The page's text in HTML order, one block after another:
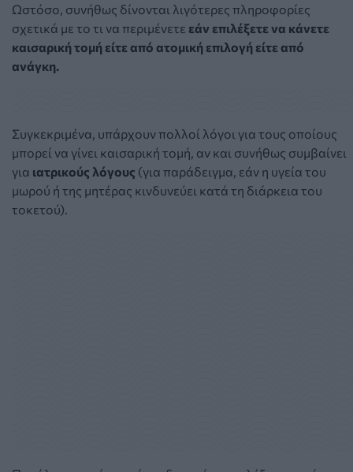
Ωστόσο, συνήθως δίνονται λιγότερες πληροφορίες
σχετικά με το τι να περιμένετε εάν επιλέξετε να κάνετε
καισαρική τομή είτε από ατομική επιλογή είτε από
ανάγκη.
Συγκεκριμένα, υπάρχουν πολλοί λόγοι για τους οποίους
μπορεί να γίνει καισαρική τομή, αν και συνήθως συμβαίνει
για ιατρικούς λόγους (για παράδειγμα, εάν η υγεία του
μωρού ή της μητέρας κινδυνεύει κατά τη διάρκεια του
τοκετού).